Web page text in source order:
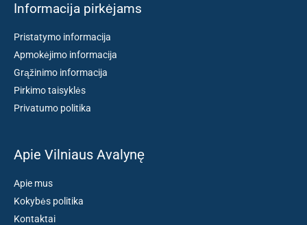
Informacija pirkėjams
Pristatymo informacija
Apmokėjimo informacija
Grąžinimo informacija
Pirkimo taisyklės
Privatumo politika
Apie Vilniaus Avalynę
Apie mus
Kokybės politika
Kontaktai